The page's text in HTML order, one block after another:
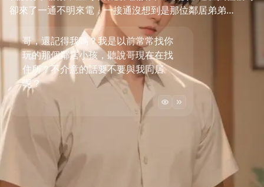
卻來了一通不明來電，一接通沒想到是那位鄰居弟弟…
哥，還記得我嗎？我是以前常常找你
玩的那個鄰居小孩，聽說哥現在在找
住所？不介意的話要不要與我同居
呢？